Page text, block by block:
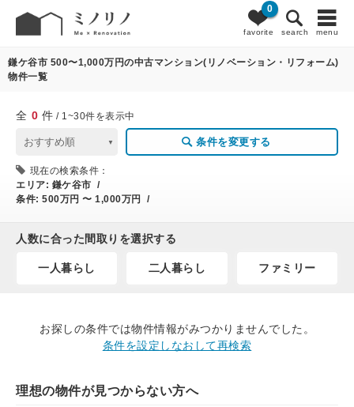
favorite
0
search menu
0 条件変更
鎌ケ谷市 500〜1,000万円の中古マンション(リノベーション・リフォーム)
物件一覧
全 0 件 / 1~30件を表示中
条件を変更する
現在の検索条件：
エリア: 鎌ケ谷市 /
条件: 500万円 〜 1,000万円 /
人数に合った間取りを選択する
一人暮らし 二人暮らし ファミリー
お探しの条件では物件情報がみつかりませんでした。
条件を設定しなおして再検索
理想の物件が見つからない方へ